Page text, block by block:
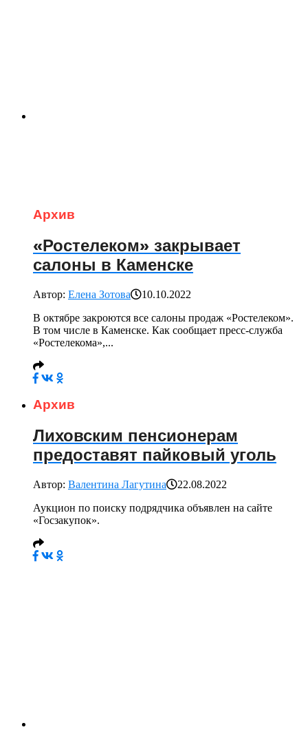
Архив
«Ростелеком» закрывает
салоны в Каменске
Автор: Елена Зотова
10.10.2022
В октябре закроются все салоны продаж «Ростелеком».
В том числе в Каменске. Как сообщает пресс-служба
«Ростелекома»,...
Архив
Лиховским пенсионерам
предоставят пайковый уголь
Автор: Валентина Лагутина
22.08.2022
Аукцион по поиску подрядчика объявлен на сайте
«Госзакупок».